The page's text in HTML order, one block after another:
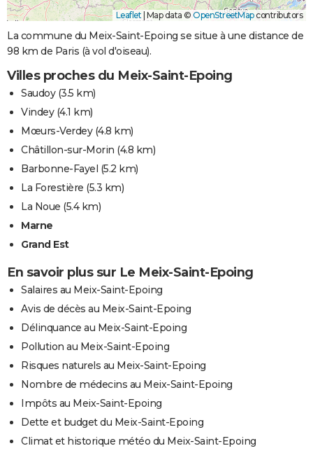
Leaflet Map data © OpenStreetMapcontributors
La commune du Meix-Saint-Epoing se situe à une distance de
98 km de Paris (à vol d'oiseau).
Villes proches du Meix-Saint-Epoing
Saudoy(3.5 km)
Vindey(4.1 km)
Mœurs-Verdey(4.8 km)
Châtillon-sur-Morin (4.8 km)
Barbonne-Fayel (5.2 km)
La Forestière (5.3 km)
La Noue (5.4 km)
Marne
Grand Est
En savoir plus sur Le Meix-Saint-Epoing
Salaires au Meix-Saint-Epoing
Avis de décès au Meix-Saint-Epoing
Délinquance au Meix-Saint-Epoing
Pollution au Meix-Saint-Epoing
Risques naturels au Meix-Saint-Epoing
Nombre de médecins au Meix-Saint-Epoing
Impôts au Meix-Saint-Epoing
Dette et budget du Meix-Saint-Epoing
Climat et historique météo du Meix-Saint-Epoing